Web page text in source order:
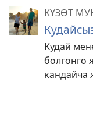
КҮЗӨТ
Кудай
болгонго
кандайча